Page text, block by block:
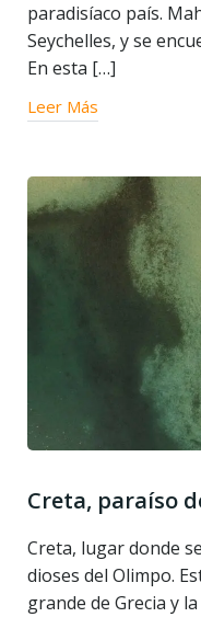
paradisíaco país.
Seychelles, y se
En esta […]
Leer Más
Creta, paraíso
Creta, lugar donde
dioses del Olimpo.
grande de Grecia y